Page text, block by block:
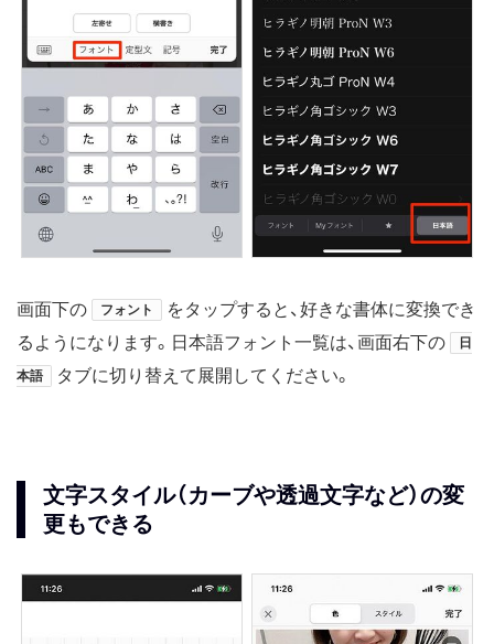
画面下の フォント
をタップすると、好きな書体に変換でき
るようになります。日本語フォント一覧は、画面右下の
日
本語 タブに切り替えて展開してください。
文字スタイル（カーブや透過文字など）の変
更もできる